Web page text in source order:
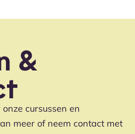
&
cursussen en
meer of neem contact met